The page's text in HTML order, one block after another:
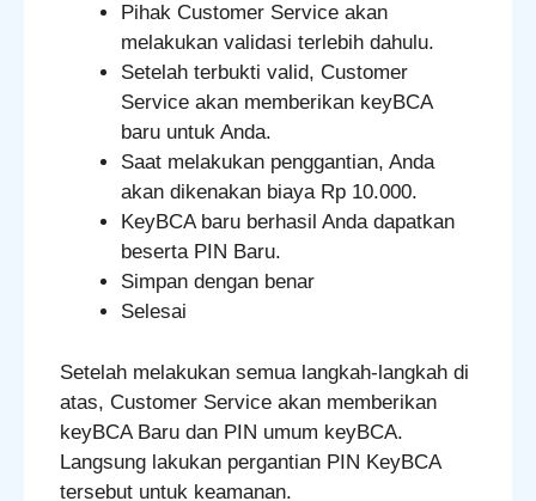
Pihak Customer Service akan
melakukan validasi terlebih dahulu.
Setelah terbukti valid, Customer
Service akan memberikan keyBCA
baru untuk Anda.
Saat melakukan penggantian, Anda
akan dikenakan biaya Rp 10.000.
KeyBCA baru berhasil Anda dapatkan
beserta PIN Baru.
Simpan dengan benar
Selesai
Setelah melakukan semua langkah-langkah di
atas, Customer Service akan memberikan
keyBCA Baru dan PIN umum keyBCA.
Langsung lakukan pergantian PIN KeyBCA
tersebut untuk keamanan.